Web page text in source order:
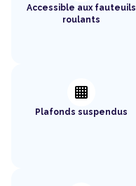
Accessible aux fauteuils
roulants
background_grid_small
Plafonds suspendus